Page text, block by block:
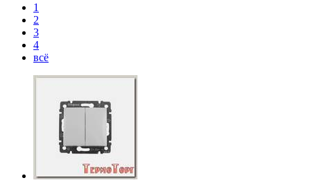
1
2
3
4
всё